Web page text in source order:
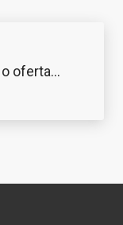
oferta...